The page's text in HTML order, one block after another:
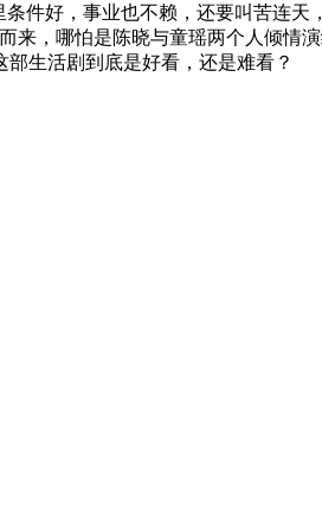
件好，事业也不赖，还要叫苦连天
来，哪怕是陈晓与童瑶两个人倾情
生活剧到底是好看，还是难看？